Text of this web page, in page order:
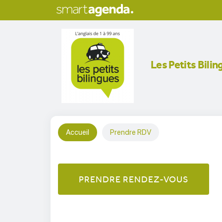
Les Petits
Accueil Prendre RDV
PRENDRE RENDEZ-VOUS